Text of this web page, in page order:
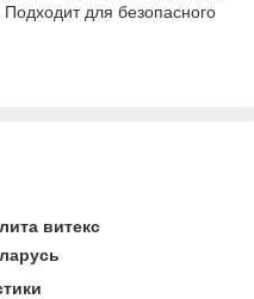
для безопасного
витекс